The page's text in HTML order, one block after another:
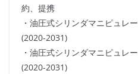
約、提携
・油圧式シリンダマニピュレ
(2020-2031)
・油圧式シリンダマニピュレ
(2020-2031)